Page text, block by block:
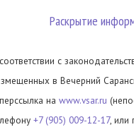
Раскрытие
с
в Вечерний
на www.vsar.ru
+7 (905) 009-12-17, или